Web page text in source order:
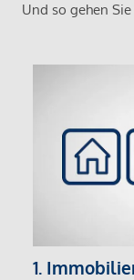
Und so gehen
1.